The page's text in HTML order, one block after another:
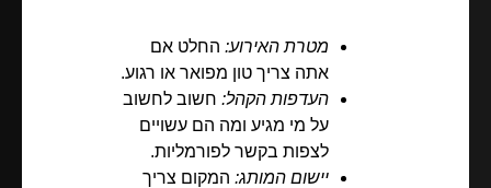
מטרת האירוע: החלט אם
אתה צריך טון מפואר או רגוע.
העדפות הקהל: חשוב לחשוב
על מי מגיע ומה הם עשויים
לצפות בקשר לפורמליות.
יישום המותג: המקום צריך